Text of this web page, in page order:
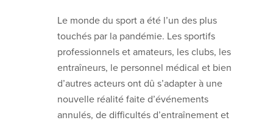
Le monde du sport a été l’un des plus
touchés par la pandémie. Les sportifs
professionnels et amateurs, les clubs, les
entraîneurs, le personnel médical et bien
d’autres acteurs ont dû s’adapter à une
nouvelle réalité faite d’événements
annulés, de difficultés d’entraînement et